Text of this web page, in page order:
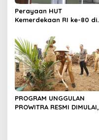
Perayaan HUT
Kemerdekaan RI ke-80 di
PROGRAM UNGGULAN
PROWITRA RESMI DIMULAI,